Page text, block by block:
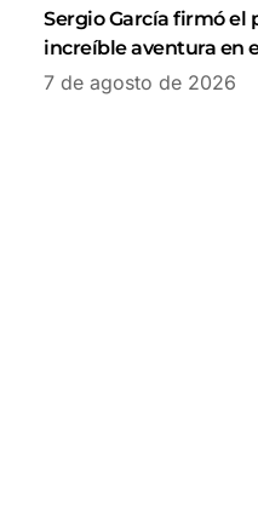
Sergio García firmó el
increíble aventura en
7 de agosto de 2026